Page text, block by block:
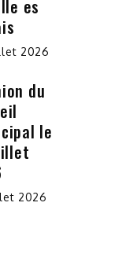
es
2026
du
le
2026